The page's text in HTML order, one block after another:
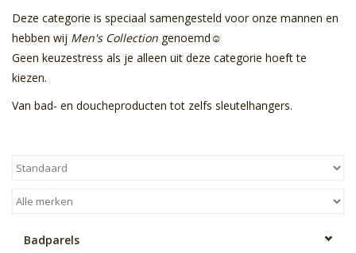
Men's Collection
Sale
Skin Collection
Verpakking
Reviews
Deze categorie is speciaal samengesteld voor onze mannen en
hebben wij Men's Collection genoemd☺
Geen keuzestress als je alleen uit deze categorie hoeft te
kiezen.
Van bad- en doucheproducten tot zelfs sleutelhangers.
Badparels